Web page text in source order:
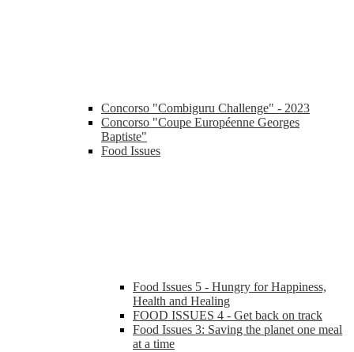
Concorso "Combiguru Challenge" - 2023
Concorso "Coupe Européenne Georges
Baptiste"
Food Issues
Food Issues 5 - Hungry for Happiness,
Health and Healing
FOOD ISSUES 4 - Get back on track
Food Issues 3: Saving the planet one meal
at a time